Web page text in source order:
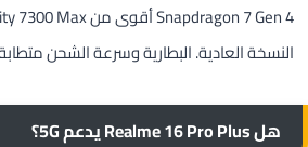
النسخة العادية. البطارية وسرعة الشحن
هل Realme 16 Pro Plus يدعم 5G؟